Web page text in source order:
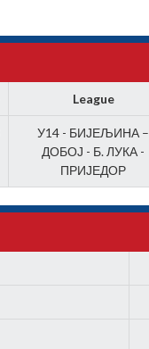
League
У14 - БИЈЕЉИНА –
ДОБОЈ - Б. ЛУКА -
ПРИЈЕДОР